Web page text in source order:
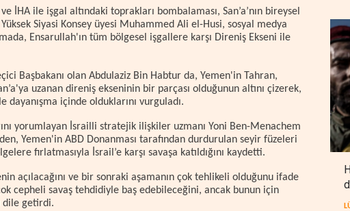
İHA ile işgal altındaki toprakları bombalaması, San’a’nın bireysel
Siyasi Konsey üyesi Muhammed Ali el-Husi, sosyal medya
Ensarullah'ın tüm bölgesel işgallere karşı Direniş Ekseni ile
Başbakanı olan Abdulaziz Bin Habtur da, Yemen'in Tahran,
uzanan direniş ekseninin bir parçası olduğunun altını çizerek,
içinde olduklarını vurguladı.
yorumlayan İsrailli stratejik ilişkiler uzmanı Yoni Ben-Menachem
Yemen'in ABD Donanması tarafından durdurulan seyir füzeleri
fırlatmasıyla İsrail’e karşı savaşa katıldığını kaydetti.
açılacağını ve bir sonraki aşamanın çok tehlikeli olduğunu ifade
cepheli savaş tehdidiyle baş edebileceğini, ancak bunun için
dile getirdi.